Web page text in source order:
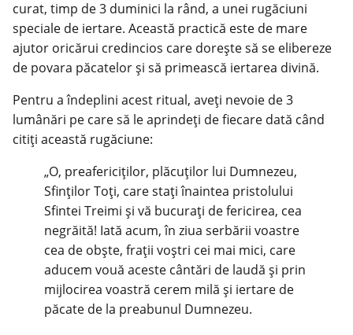
curat, timp de 3 duminici la rând, a unei rugăciuni
speciale de iertare. Această practică este de mare
ajutor oricărui credincios care dorește să se elibereze
de povara păcatelor și să primească iertarea divină.
Pentru a îndeplini acest ritual, aveți nevoie de 3
lumânări pe care să le aprindeți de fiecare dată când
citiți această rugăciune:
„O, preafericiților, plăcuților lui Dumnezeu,
Sfinților Toți, care stați înaintea pristolului
Sfintei Treimi și vă bucurați de fericirea, cea
negrăită! Iată acum, în ziua serbării voastre
cea de obște, fraţii voştri cei mai mici, care
aducem vouă aceste cântări de laudă și prin
mijlocirea voastră cerem milă și iertare de
păcate de la preabunul Dumnezeu.